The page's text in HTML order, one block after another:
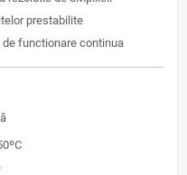
prestabilite
functionare continua